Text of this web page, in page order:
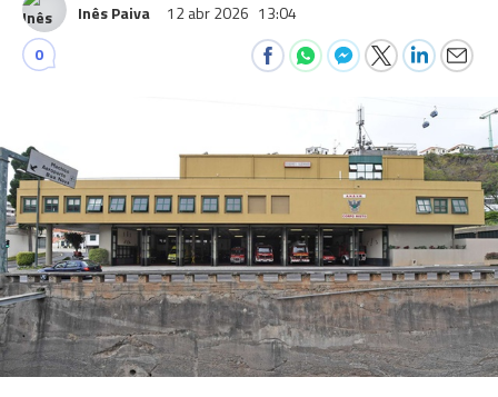
Inês Paiva 12 abr 2026 13:04
0